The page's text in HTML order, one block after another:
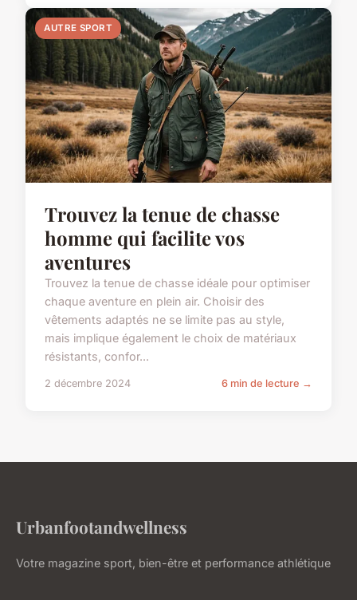
AUTRE SPORT
Trouvez la tenue de chasse
homme qui facilite vos
aventures
Trouvez la tenue de chasse idéale pour optimiser
chaque aventure en plein air. Choisir des
vêtements adaptés ne se limite pas au style,
mais implique également le choix de matériaux
résistants, confor...
2 décembre 2024 6 min de lecture →
Urbanfootandwellness
Votre magazine sport, bien-être et performance athlétique